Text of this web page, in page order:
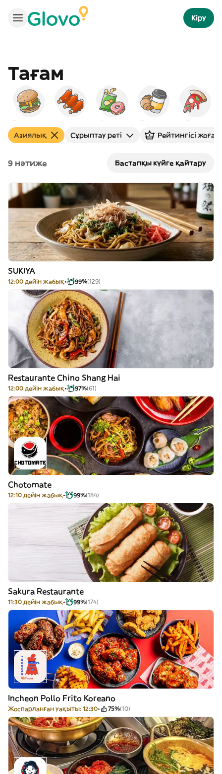
Кіру
Тағам
Бургерлер Америкалық Снэктер Таңғы ас Пицца
Азиялық Сұрыптау реті Рейтингісі
9 нәтиже Бастапқы күйге қайтару
SUKIYA
12:00 дейін жабық 99%(129)
Restaurante Chino Shang Hai
12:00 дейін жабық 97%(61)
Chotomate
12:10 дейін жабық 99%(184)
Sakura Restaurante
11:30 дейін жабық 99%(174)
Incheon Pollo Frito Koreano
Жоспарланған уақыты: 12:30 75%(10)